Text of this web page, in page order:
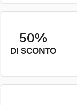
50%
DI SCONTO